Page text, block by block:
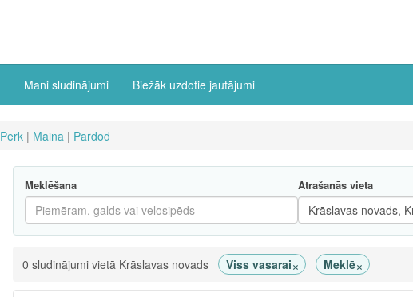
Mani sludinājumi Biežāk uzdotie jautājumi
Pērk | Maina | Pārdod
Meklēšana Atrašanās vieta
0 sludinājumi vietā Krāslavas novads Viss vasarai× Meklē×